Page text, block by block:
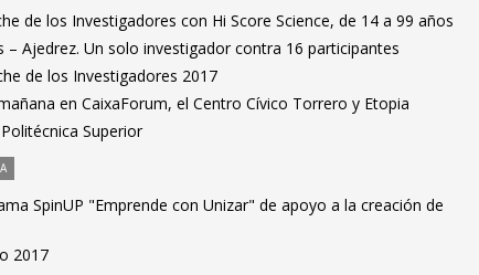
de los Investigadores con Hi Score Science, de 14 a 99 años
– Ajedrez. Un solo investigador contra 16 participantes
de los Investigadores 2017
en CaixaForum, el Centro Cívico Torrero y Etopia
Superior
SpinUP "Emprende con Unizar" de apoyo a la creación de
2017